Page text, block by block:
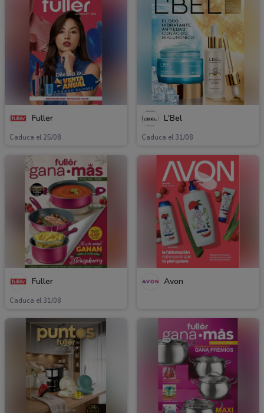
Fuller
Caduca el 25/08
L'Bel
Caduca el 31/08
Fuller
Caduca el 31/08
Avon